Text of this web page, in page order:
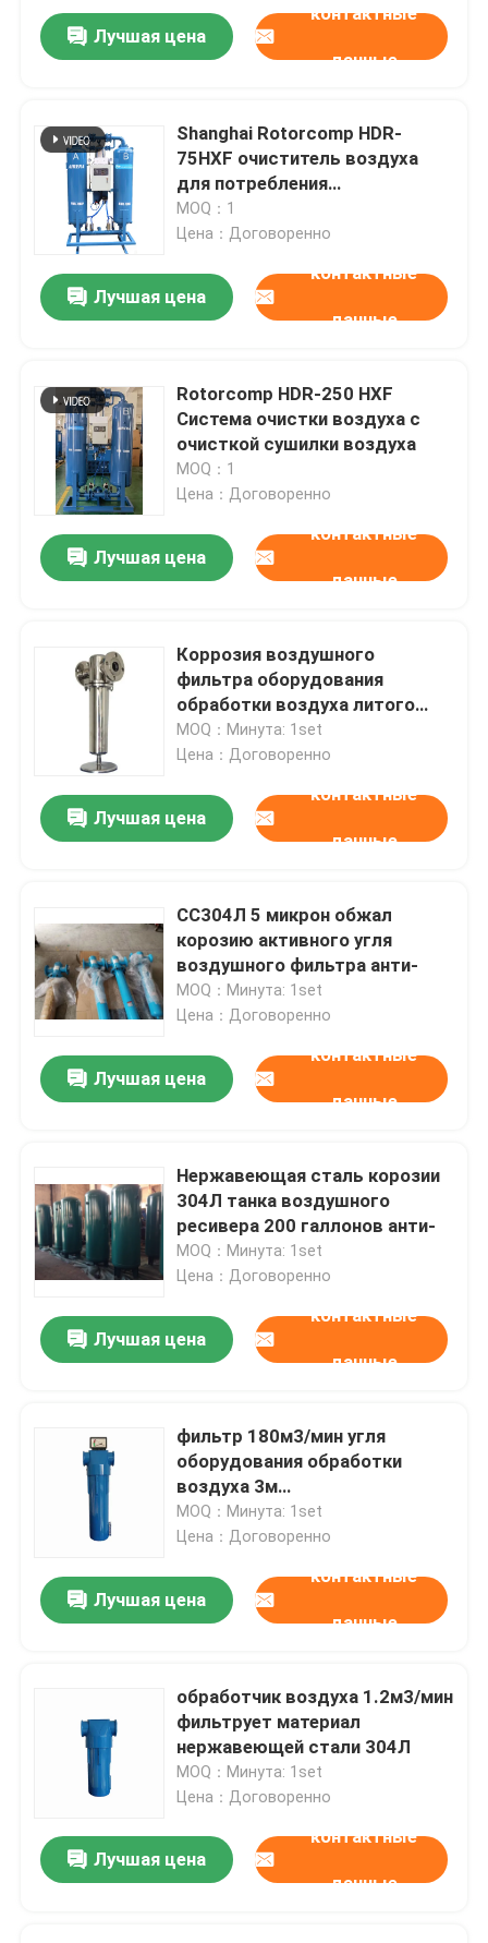
Продукты
Ролики
О нас
Проверка качества
Свяжитесь мы
Новости
Спросите цитату
компрессор воздуха винта
Компрессор винта ВСД
Компрессор винта масла свободный
Компрессор кислорода масла свободный
КОНЕЦ ВОЗДУХА ВИНТА
Охлажденный воздух осушитель
Оборудование обработки воздуха
буровая установка утеса
Лучшая цена
контактные
данные
Shanghai Rotorcomp HDR-
75HXF очиститель воздуха
для потребления
экологически чистый и
эффективный
MOQ：1
Цена：Договоренно
Лучшая цена
контактные
данные
Rotorcomp HDR-250 HXF
Система очистки воздуха с
очисткой сушилки воздуха
MOQ：1
Цена：Договоренно
Лучшая цена
контактные
данные
Коррозия воздушного
фильтра оборудования
обработки воздуха литого
железа многоразовая анти-
MOQ：Минута: 1set
Цена：Договоренно
Лучшая цена
контактные
данные
СС304Л 5 микрон обжал
корозию активного угля
воздушного фильтра анти-
MOQ：Минута: 1set
Цена：Договоренно
Лучшая цена
контактные
данные
Нержавеющая сталь корозии
304Л танка воздушного
ресивера 200 галлонов анти-
MOQ：Минута: 1set
Цена：Договоренно
Лучшая цена
контактные
данные
фильтр 180м3/мин угля
оборудования обработки
воздуха 3м
противобактериологический
активный
MOQ：Минута: 1set
Цена：Договоренно
Лучшая цена
контактные
данные
обработчик воздуха 1.2м3/мин
фильтрует материал
нержавеющей стали 304Л
MOQ：Минута: 1set
Цена：Договоренно
Лучшая цена
контактные
данные